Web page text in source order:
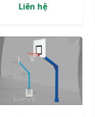
Liên hệ